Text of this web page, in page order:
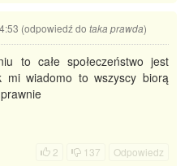
(odpowiedź do taka prawda)
to całe społeczeństwo jest
mi wiadomo to wszyscy biorą
2 137 Odpowiedz